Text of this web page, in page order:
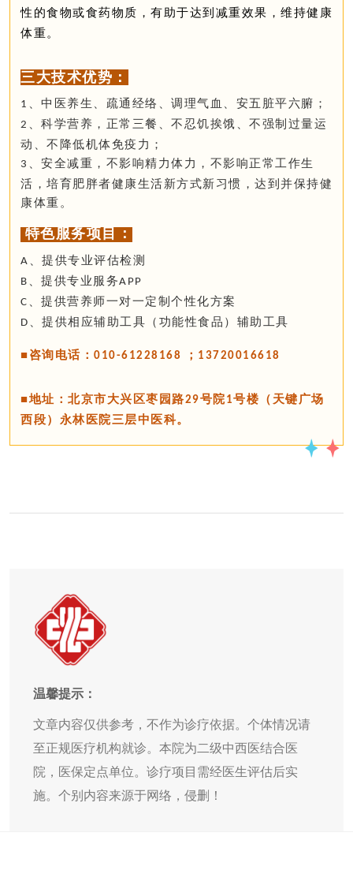
性的食物或食药物质，有助于达到减重效果，维持健康
体重。
三大技术优势：
1 、中医养生、疏通经络、调理气血、安五脏平六腑；
2
、科学营养，正常三餐、不忍饥挨饿、不强制过量运
动、不降低机体免疫力；
3
、安全减重，不影响精力体力，不影响正常工作生
活，培育肥胖者健康生活新方式新习惯，达到并保持健
康体重。
特色服务项目：
A 、提供专业评估检测
B 、提供专业服务APP
C
、提供营养师一对一定制个性化方案
D 、提供相应辅助工具（功能性食品）辅助工具
■ 咨询电话： 010-61228168 ； 13720016618
■地址：北京市大兴区枣园路29号院1号楼（天键广场
西段）永林医院三层中医科。
温馨提示：
文章内容仅供参考，不作为诊疗依据。个体情况请
至正规医疗机构就诊。本院为二级中西医结合医
院，医保定点单位。诊疗项目需经医生评估后实
施。个别内容来源于网络，侵删！